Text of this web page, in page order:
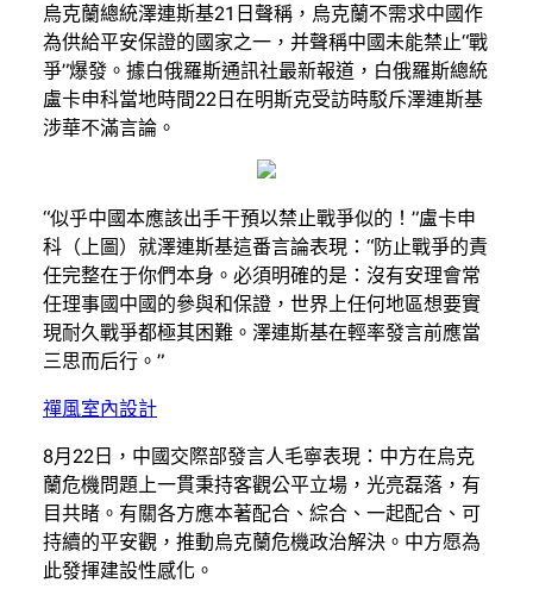
烏克蘭總統澤連斯基21日聲稱，烏克蘭不需求中國作
為供給平安保證的國家之一，并聲稱中國未能禁止“戰
爭”爆發。據白俄羅斯通訊社最新報道，白俄羅斯總統
盧卡申科當地時間22日在明斯克受訪時駁斥澤連斯基
涉華不滿言論。
“似乎中國本應該出手干預以禁止戰爭似的！”盧卡申
科（上圖）就澤連斯基這番言論表現：“防止戰爭的責
任完整在于你們本身。必須明確的是：沒有安理會常
任理事國中國的參與和保證，世界上任何地區想要實
現耐久戰爭都極其困難。澤連斯基在輕率發言前應當
三思而后行。”
禪風室內設計
8月22日，中國交際部發言人毛寧表現：中方在烏克
蘭危機問題上一貫秉持客觀公平立場，光亮磊落，有
目共睹。有關各方應本著配合、綜合、一起配合、可
持續的平安觀，推動烏克蘭危機政治解決。中方愿為
此發揮建設性感化。